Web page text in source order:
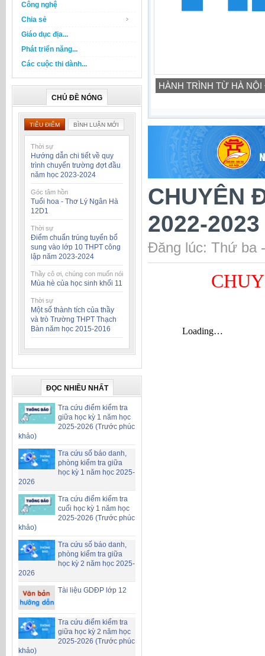
Công nghệ
Chia sẻ
Giáo dục địa...
Phát triển năng...
Các cuộc thi dành...
CHỦ ĐỀ NÓNG
TIÊU ĐIỂM BÌNH LUẬN MỚI
Thời sự
Hướng dẫn chi tiết về quy
trình chuyển trường đợt đầu
năm học 2023-2024
Góc tâm hồn
Tuổi hoa - Thơ Lý Ngân Hà
12D1
Thời sự
Điểm chuẩn trúng tuyển bổ
sung vào lớp 10 THPT công
lập năm 2023-2024
Thầy cô ơi, chúng con muốn nói
Mùa hè của học sinh khối 11
Thời sự
Một số thành tích của thầy
và trò Trường THPT Thạch
Bàn năm học 2015-2016
ĐỌC NHIỀU NHẤT
Tra cứu điểm kiểm tra
giữa học kỳ 1 năm học
2025-2026 (Trước phúc
khảo)
Tra cứu số báo danh,
phòng kiểm tra giữa
học kỳ 1 năm học 2025-
2026
Tra cứu điểm kiểm tra
cuối học kỳ 1 năm học
2025-2026 (Trước phúc
khảo)
Tra cứu số báo danh,
phòng kiểm tra giữa
học kỳ 2 năm học 2025-
2026
Tài liệu GDĐP lớp 12
Tra cứu điểm kiểm tra
giữa học kỳ 2 năm học
2025-2026 (Trước phúc
khảo)
HÀNH TRÌNH TỪ HÀ
CHUYÊN
2022-2023
Đăng lúc: Thứ ba